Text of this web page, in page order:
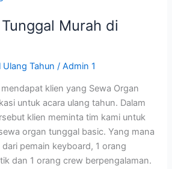
Murah di
Ulang Tahun /Admin 1
klien yang Sewa Organ
untuk acara ulang tahun. Dalam
klien meminta tim kami untuk
organ tunggal basic. Yang mana
pemain keyboard, 1 orang
dan 1 orang crew berpengalaman.